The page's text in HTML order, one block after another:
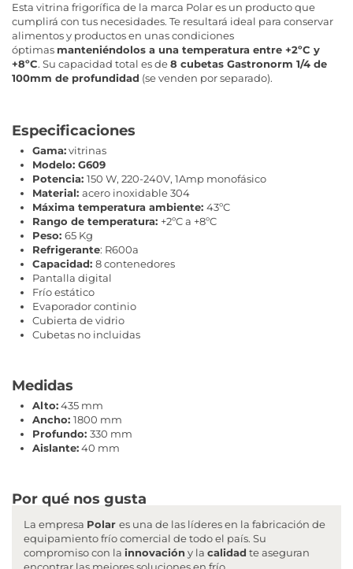
Esta vitrina frigorífica de la marca Polar es un producto que
cumplirá con tus necesidades. Te resultará ideal para conservar
alimentos y productos en unas condiciones
óptimas manteniéndolos a una temperatura entre +2ºC y
+8ºC. Su capacidad total es de8 cubetas Gastronorm 1/4 de
100mm de profundidad (se venden por separado).
Especificaciones
Gama:vitrinas
Modelo: G609
Potencia: 150 W, 220-240V, 1Amp monofásico
Material: acero inoxidable 304
Máxima temperatura ambiente: 43ºC
Rango de temperatura: +2ºC a +8ºC
Peso: 65 Kg
Refrigerante: R600a
Capacidad: 8 contenedores
Pantalla digital
Frío estático
Evaporador continio
Cubierta de vidrio
Cubetas no incluidas
Medidas
Alto:435 mm
Ancho: 1800 mm
Profundo: 330 mm
Aislante:40 mm
Por qué nos gusta
La empresa Polar es una de las líderes en la fabricación de
equipamiento frío comercial de todo el país. Su
compromiso con la innovación y la calidad te aseguran
encontrar las mejores soluciones en frío.